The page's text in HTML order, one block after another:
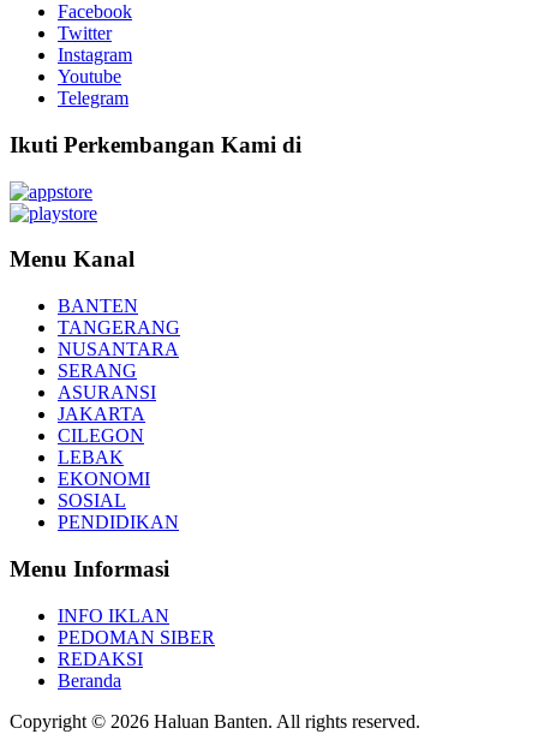
Facebook
Twitter
Instagram
Youtube
Telegram
Ikuti Perkembangan Kami di
Menu Kanal
BANTEN
TANGERANG
NUSANTARA
SERANG
ASURANSI
JAKARTA
CILEGON
LEBAK
EKONOMI
SOSIAL
PENDIDIKAN
Menu Informasi
INFO IKLAN
PEDOMAN SIBER
REDAKSI
Beranda
Copyright © 2026 Haluan Banten. All rights reserved.